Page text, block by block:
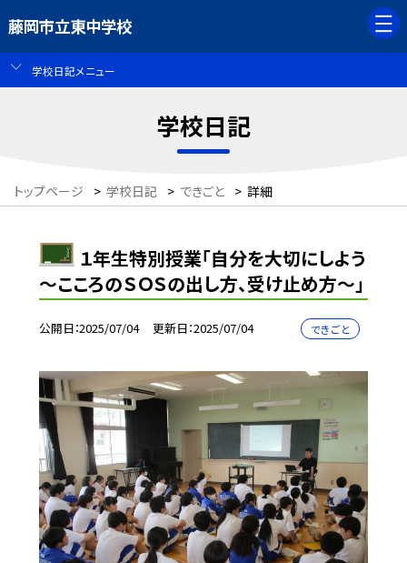
藤岡市立東中学校
学校日記メニュー
学校日記
トップページ > 学校日記 > できごと > 詳細
１年生特別授業「自分を大切にしよう
～こころのＳＯＳの出し方、受け止め方～」
公開日 2025/07/04 更新日 2025/07/04 できごと